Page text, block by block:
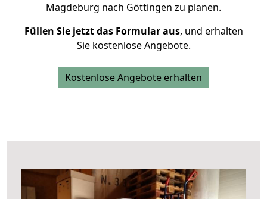
Magdeburg nach Göttingen zu planen.
Füllen Sie jetzt das Formular aus, und erhalten
Sie kostenlose Angebote.
Kostenlose Angebote erhalten